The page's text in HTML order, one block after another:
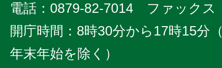
電話：0879-82-7014 ファックス
開庁時間：8時30分から17時15分
年末年始を除く）